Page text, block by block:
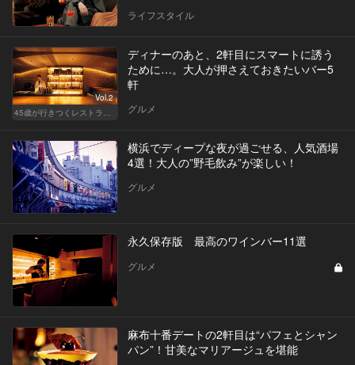
ライフスタイル
Vol.2
45歳が行きつくレストラン＆バー
ディナーのあと、2軒目にスマートに誘う
ために…。大人が押さえておきたいバー5
軒
グルメ
横浜でディープな夜が過ごせる、人気酒場
4選！大人の”野毛飲み”が楽しい！
グルメ
永久保存版 最高のワインバー11選
グルメ
麻布十番デートの2軒目は“パフェとシャン
パン”！甘美なマリアージュを堪能